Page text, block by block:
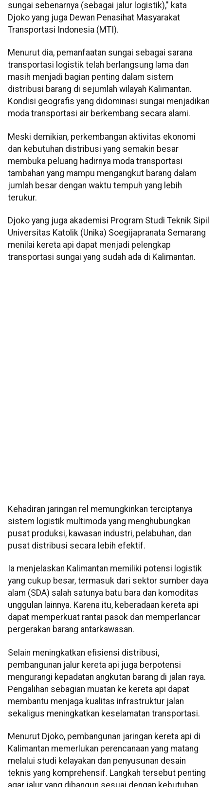
sungai sebenarnya (sebagai jalur logistik)," kata
Djoko yang juga Dewan Penasihat Masyarakat
Transportasi Indonesia (MTI).
Menurut dia, pemanfaatan sungai sebagai sarana
transportasi logistik telah berlangsung lama dan
masih menjadi bagian penting dalam sistem
distribusi barang di sejumlah wilayah Kalimantan.
Kondisi geografis yang didominasi sungai menjadikan
moda transportasi air berkembang secara alami.
Meski demikian, perkembangan aktivitas ekonomi
dan kebutuhan distribusi yang semakin besar
membuka peluang hadirnya moda transportasi
tambahan yang mampu mengangkut barang dalam
jumlah besar dengan waktu tempuh yang lebih
terukur.
Djoko yang juga akademisi Program Studi Teknik Sipil
Universitas Katolik (Unika) Soegijapranata Semarang
menilai kereta api dapat menjadi pelengkap
transportasi sungai yang sudah ada di Kalimantan.
Kehadiran jaringan rel memungkinkan terciptanya
sistem logistik multimoda yang menghubungkan
pusat produksi, kawasan industri, pelabuhan, dan
pusat distribusi secara lebih efektif.
Ia menjelaskan Kalimantan memiliki potensi logistik
yang cukup besar, termasuk dari sektor sumber daya
alam (SDA) salah satunya batu bara dan komoditas
unggulan lainnya. Karena itu, keberadaan kereta api
dapat memperkuat rantai pasok dan memperlancar
pergerakan barang antarkawasan.
Selain meningkatkan efisiensi distribusi,
pembangunan jalur kereta api juga berpotensi
mengurangi kepadatan angkutan barang di jalan raya.
Pengalihan sebagian muatan ke kereta api dapat
membantu menjaga kualitas infrastruktur jalan
sekaligus meningkatkan keselamatan transportasi.
Menurut Djoko, pembangunan jaringan kereta api di
Kalimantan memerlukan perencanaan yang matang
melalui studi kelayakan dan penyusunan desain
teknis yang komprehensif. Langkah tersebut penting